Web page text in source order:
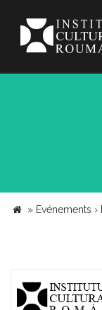
» Evénements ›